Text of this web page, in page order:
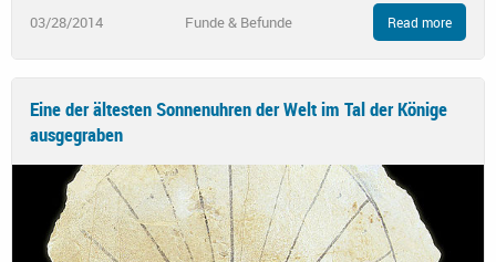
03/28/2014 Funde & Befunde Read more
Eine der ältesten Sonnenuhren der Welt im Tal der Könige
ausgegraben